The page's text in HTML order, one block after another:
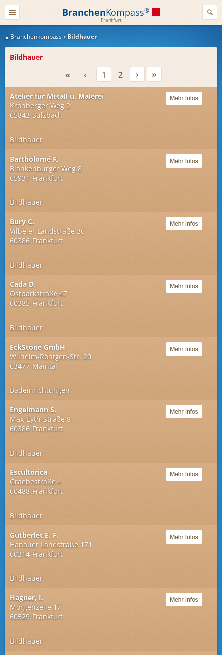
BranchenKompass®
Frankfurt
Branchenkompass Bildhauer
Bildhauer
« ‹ 1 2 › »
Atelier für Metall u. Malerei
Kronberger Weg 2
65843 Sulzbach
Bildhauer
Bartholomé R.
Blankenburger Weg 8
65931 Frankfurt
Bildhauer
Bury C.
Vilbeler Landstraße 36
60386 Frankfurt
Bildhauer
Cada D.
Ostparkstraße 47
60385 Frankfurt
Bildhauer
EckStone GmbH
Wilhelm-Röntgen-Str. 20
63477 Maintal
Badeinrichtungen
Engelmann S.
Max-Eyth-Straße 8
60386 Frankfurt
Bildhauer
Escultorica
Graebestraße 4
60488 Frankfurt
Bildhauer
Gutberlet E. F.
Hanauer Landstraße 171
60314 Frankfurt
Bildhauer
Hagner, I.
Morgenzeile 17
60529 Frankfurt
Bildhauer